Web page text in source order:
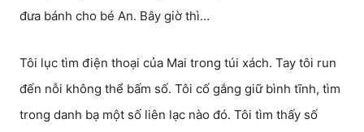
đưa bánh cho bé An. Bây giờ thì…
Tôi lục tìm điện thoại của Mai trong túi xách. Tay tôi run
đến nỗi không thể bấm số. Tôi cố gắng giữ bình tĩnh, tìm
trong danh bạ một số liên lạc nào đó. Tôi tìm thấy số